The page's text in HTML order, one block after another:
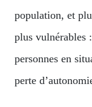
population, et
plus vulnérables
personnes en
perte